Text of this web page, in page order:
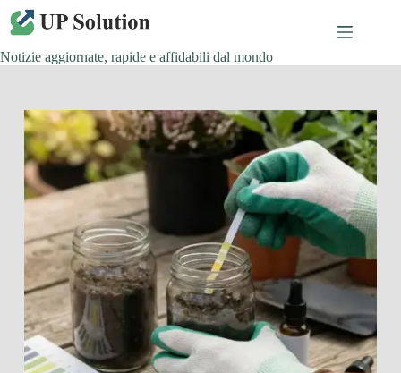
Salta
contenuto
Notizie aggiornate, rapide e affidabili dal mondo